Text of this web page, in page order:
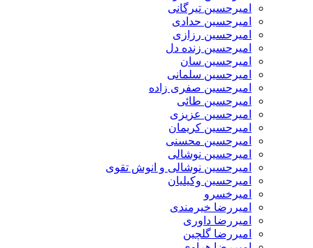
امیرحسین تیرگانی
امیرحسین حدادی
امیرحسین رزازی
امیرحسین زنده دل
امیرحسین سان
امیرحسین سلمانی
امیرحسین صفری زاده
امیرحسین طائی
امیرحسین عزیزی
امیرحسین کریمان
امیرحسین محسنی
امیرحسین نوشالی
امیرحسین نوشالی و انوش تقوی
امیرحسین وکیلیان
امیرخسرو
امیررضا خیرمندی
امیررضا داوری
امیررضا گلچین